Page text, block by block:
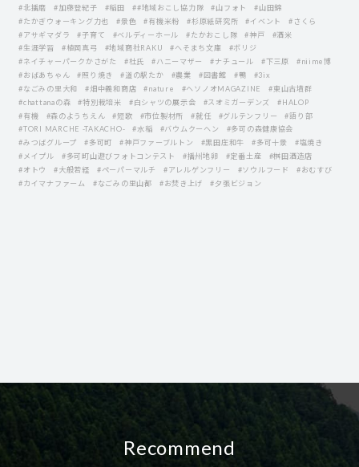
#北播磨
#加藤登紀子 #稲田 ##地域おこし協力隊 #山フォト
#山田錦
#たかぎウォーキング力也
#景色 #有機米粉 #杉原紙研究所 #イベント
#さくら
#アサギマダラ
#子育て #ベルディーホール #たかおこし隊 #神戸
#酒米
#生涯学習
#植岡真弓 #地域商社RAKU #へそまち文庫
#ボリジ
#ネイチャーパークかさがた
#杜氏 #ハニーマザー #ナチュール #下三原
#niime博
#おばあちゃん
#照り焼き #道の駅たか #農業 #図書館 #鴨
#3ix
#なごみの里大和
#畑中義和商店 #nature #ヘソノオMAGAZINE
#東山古墳群
#chattanaの森
#特別栽培米 #白シャツの展示会 #スオミガーデンズ
#HALOP
#有機
#森のようちえん #短歌 #市位製材所 #就任 #グルテンフリー
#語り部
#TORI MARCHE -TAKACHO-
#水稲 #バウムクーヘン
#多可の森健康協会
#みつばグループ
#多可町 #神戸ファーブルトン #黒田庄和牛 #多可十景
#塩焼き
#メイプル
#多可町山遊びフォトコンテスト #播州地卵 #定番土産
#桝田酒造店
#オトウ
#大般若経 #ペーパーマルチ #アレルゲンフリー #ソウルフード
#おむすび
#カイマナファーム
#なごみの里山都 #お焚き上げ #夕張ビジョン
Recommend